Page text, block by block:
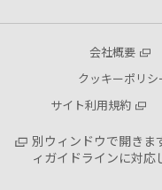
会社概要
クッキーポリシ
サイト利用規約
別ウィンドウで開きま
ィガイドラインに対応